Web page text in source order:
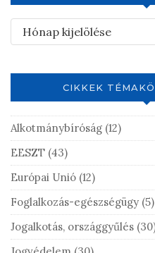
CIKKEK
Alkotmánybíróság (12)
EESZT (43)
Európai Unió (12)
Foglalkozás-egészségügy (5)
Jogalkotás, országgyűlés